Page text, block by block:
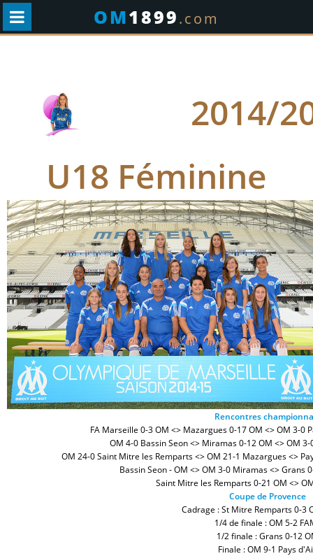
OM1899.com
2014/
U18 Féminine
Rencontres
FA Marseille 0-3 OM <> Mazargues 0-17 OM <> OM 3-0
OM 4-0 Bassin Seon <> Miramas 0-12 OM <> OM
OM 24-0 Saint Mitre les Remparts <> OM 21-1 Mazargues <>
Bassin Seon - OM <> OM 3-0 Miramas <> Grans
Saint Mitre les Remparts 0-21 OM <>
Coupe de Provence
Cadrage : St Mitre Remparts 0-3
1/4 de finale : OM 5-2
1/2 finale : Grans 0-12
Finale : OM 9-1 Pays